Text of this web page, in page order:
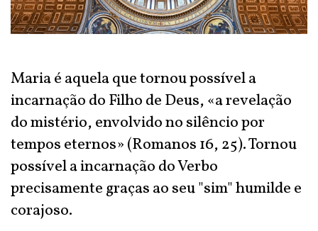
Maria é aquela que tornou possível a
incarnação do Filho de Deus, «a revelação
do mistério, envolvido no silêncio por
tempos eternos» (Romanos 16, 25). Tornou
possível a incarnação do Verbo
precisamente graças ao seu "sim" humilde e
corajoso.